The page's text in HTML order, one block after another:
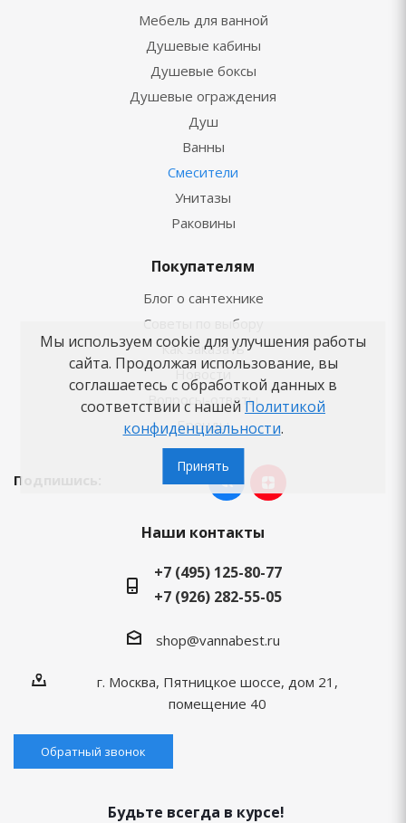
Мебель для ванной
Душевые кабины
Душевые боксы
Душевые ограждения
Душ
Ванны
Смесители
Унитазы
Раковины
Покупателям
Блог о сантехнике
Советы по выбору
Как заказать
Новости
Вопросы-ответы
Бренды
Подпишись:
Наши контакты
+7 (495) 125-80-77
+7 (926) 282-55-05
shop@vannabest.ru
г. Москва, Пятницкое шоссе, дом 21,
помещение 40
Обратный звонок
Будьте всегда в курсе!
Мы используем cookie для улучшения работы
сайта. Продолжая использование, вы
соглашаетесь с обработкой данных в
соответствии с нашей Политикой
конфиденциальности.
Принять